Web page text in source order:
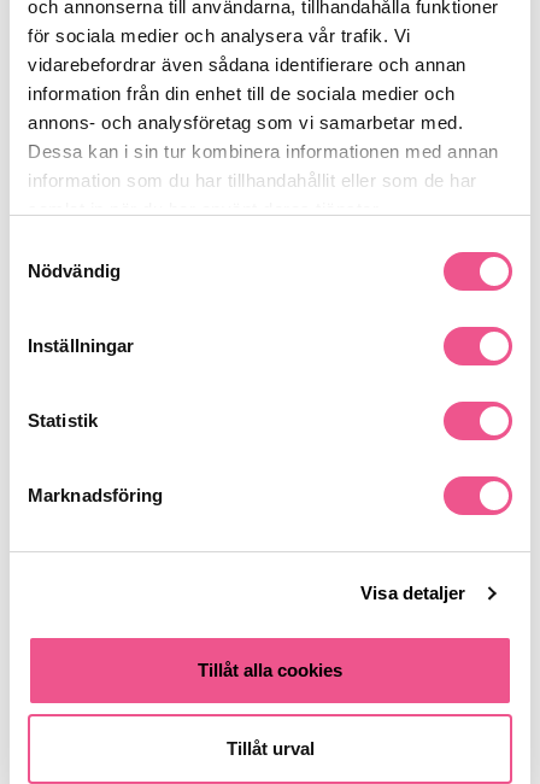
och annonserna till användarna, tillhandahålla funktioner
för sociala medier och analysera vår trafik. Vi
vidarebefordrar även sådana identifierare och annan
information från din enhet till de sociala medier och
annons- och analysföretag som vi samarbetar med.
Dessa kan i sin tur kombinera informationen med annan
information som du har tillhandahållit eller som de har
Nödvändig
Inställningar
Statistik
Marknadsföring
Visa detaljer
Tillåt alla cookies
Tillåt urval
Olaplex No. 5P Blond Enhancer Toning Conditioner 250ml
blont,färgateller ljusathår som behöverneutralisering,
och en
Produktdetaljer
Blont & Silver
Liknande produkter
-15% -40%